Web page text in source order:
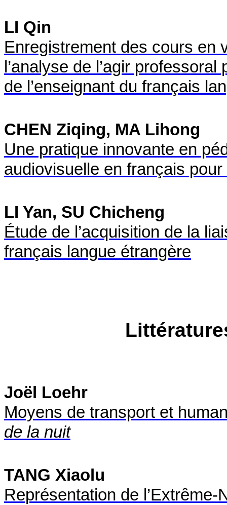
LI Qin
Enregistrement des cours en
l’analyse de l’agir
de l’enseignant du français
CHEN Ziqing, MA Lihong
Une pratique innovante en
audiovisuelle en français
LI Yan, SU Chicheng
Étude de l’acquisition de la
français langue étrangère
Joël Loehr
Moyens de transport et
de la nuit
TANG Xiaolu
Représentation de